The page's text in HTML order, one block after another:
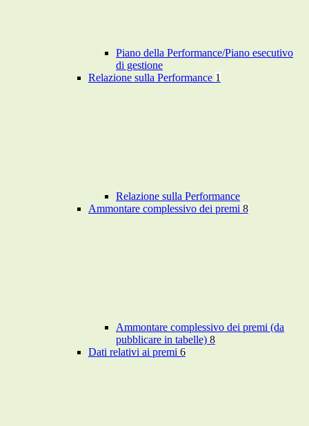
Piano della Performance/Piano esecutivo
di gestione
Relazione sulla Performance 1
Relazione sulla Performance
Ammontare complessivo dei premi 8
Ammontare complessivo dei premi (da
pubblicare in tabelle) 8
Dati relativi ai premi 6